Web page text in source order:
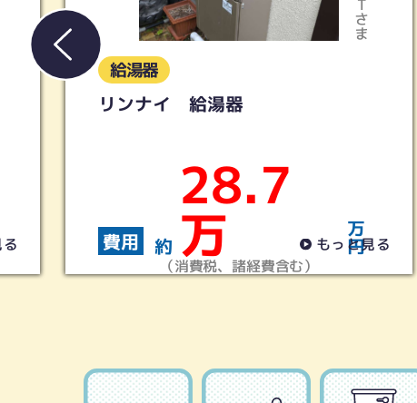
Tさま
給湯器
リンナイ 給湯器
費用 約
28.7
万 万
円
（消費税、諸経費含む）
もっと見る